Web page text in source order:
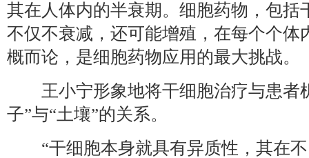
其在人体内的半衰期。细胞药物，包括
不仅不衰减，还可能增殖，在每个个体
概而论，是细胞药物应用的最大挑战。
王小宁形象地将干细胞治疗与患者
子”与“土壤”的关系。
“干细胞本身就具有异质性，其在不